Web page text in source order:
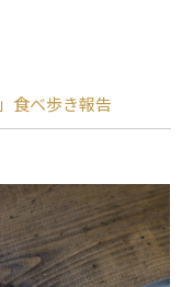
食べ歩き報告